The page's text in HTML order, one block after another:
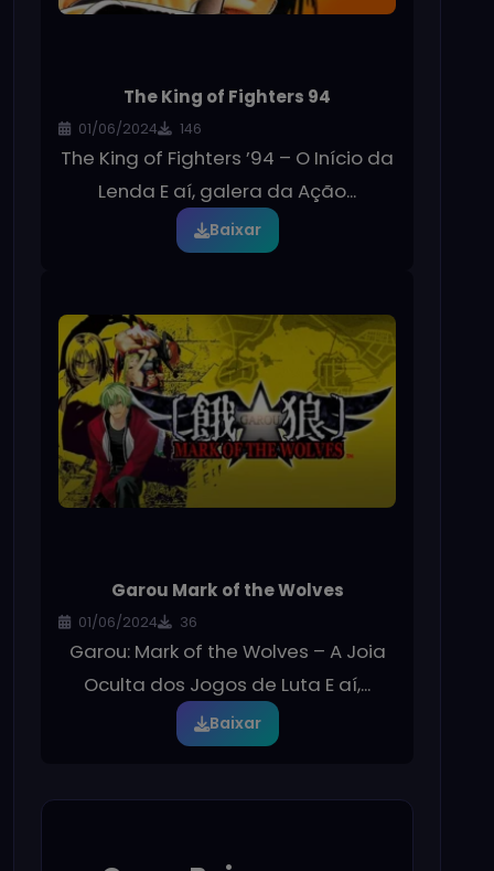
The King of Fighters 94
01/06/2024 146
The King of Fighters ’94 – O Início da
Lenda E aí, galera da Ação...
Baixar
Garou Mark of the Wolves
01/06/2024 36
Garou: Mark of the Wolves – A Joia
Oculta dos Jogos de Luta E aí,...
Baixar